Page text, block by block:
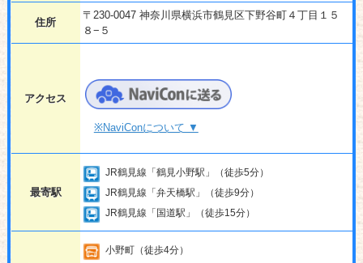
住所
〒230-0047 神奈川県横浜市鶴見区下野谷町４丁目１５
８−５
アクセス
※NaviConについて ▼
最寄駅
JR鶴見線「鶴見小野駅」（徒歩5分）
JR鶴見線「弁天橋駅」（徒歩9分）
JR鶴見線「国道駅」（徒歩15分）
小野町（徒歩4分）